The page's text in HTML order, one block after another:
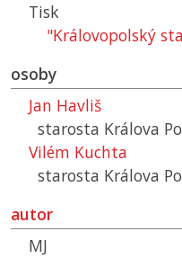
Tisk
"Královopolský
osoby
Jan Havliš
starosta Králova
Vilém Kuchta
starosta Králova
autor
MJ